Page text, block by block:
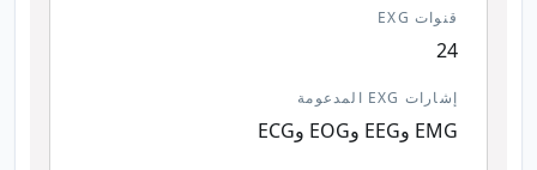
قنوات EXG
24
إشارات EXG المدعومة
EMG وEEG وEOG وECG